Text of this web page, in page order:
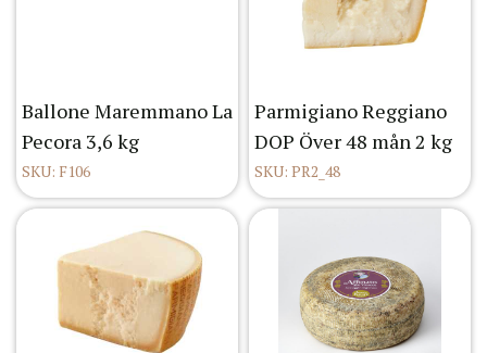
Ballone Maremmano La
Pecora 3,6 kg
SKU: F106
Parmigiano Reggiano
DOP Över 48 mån 2 kg
SKU: PR2_48